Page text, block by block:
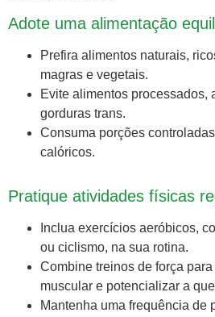
Adote uma alimentação
Prefira alimentos naturais,
magras e vegetais.
Evite alimentos processados,
gorduras trans.
Consuma porções
calóricos.
Pratique atividades físicas
Inclua exercícios aeróbicos,
ou ciclismo, na sua rotina.
Combine treinos de força
muscular e potencializar a
Mantenha uma frequência de